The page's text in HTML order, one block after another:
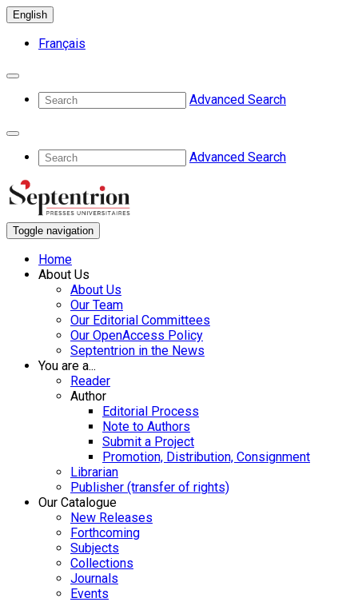
English
Français
Advanced Search
Advanced Search
Toggle navigation
Home
About Us
About Us
Our Team
Our Editorial Committees
Our OpenAccess Policy
Septentrion in the News
You are a...
Reader
Author
Editorial Process
Note to Authors
Submit a Project
Promotion, Distribution, Consignment
Librarian
Publisher (transfer of rights)
Our Catalogue
New Releases
Forthcoming
Subjects
Collections
Journals
Events